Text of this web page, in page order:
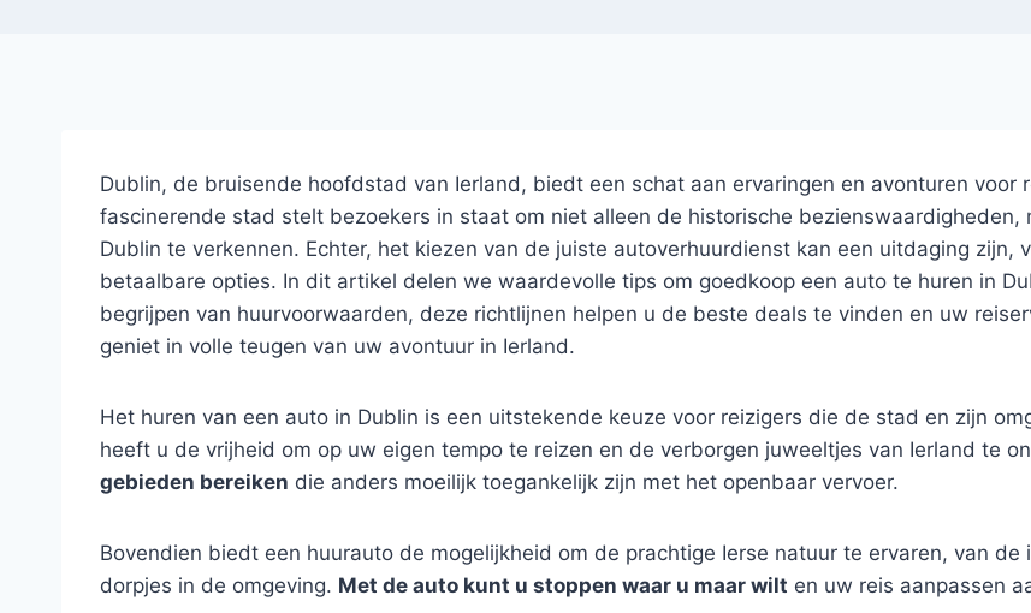
Dublin, de bruisende hoofdstad van Ierland, biedt een schat aan ervaringen en avonturen voor
fascinerende stad stelt bezoekers in staat om niet alleen de historische
Dublin te verkennen. Echter, het kiezen van de juiste autoverhuurdienst kan een uitdaging zijn,
betaalbare opties. In dit artikel delen we waardevolle tips om goedkoop een auto te huren in
begrijpen van huurvoorwaarden, deze richtlijnen helpen u de beste deals te vinden en uw
geniet in volle teugen van uw avontuur in Ierland.
Het huren van een auto in Dublin is een uitstekende keuze voor reizigers die de stad en zijn
heeft u de vrijheid om op uw eigen tempo te reizen en de verborgen juweeltjes van Ierland te
gebieden bereiken die anders moeilijk toegankelijk zijn met het openbaar vervoer.
Bovendien biedt een huurauto de mogelijkheid om de prachtige Ierse natuur te ervaren, van
dorpjes in de omgeving. Met de auto kunt u stoppen waar u maar wilt en uw reis aanpassen